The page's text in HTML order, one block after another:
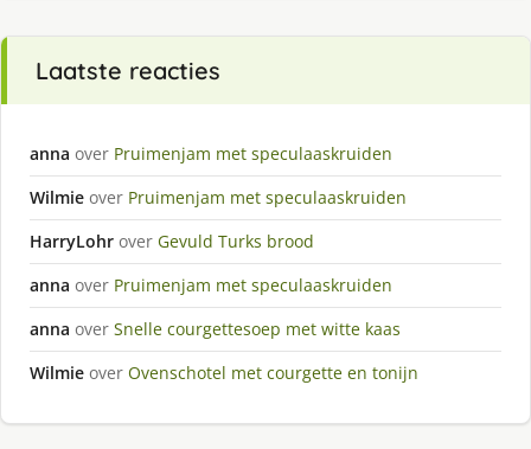
Laatste reacties
anna over Pruimenjam met speculaaskruiden
Wilmie over Pruimenjam met speculaaskruiden
HarryLohr over Gevuld Turks brood
anna over Pruimenjam met speculaaskruiden
anna over Snelle courgettesoep met witte kaas
Wilmie over Ovenschotel met courgette en tonijn